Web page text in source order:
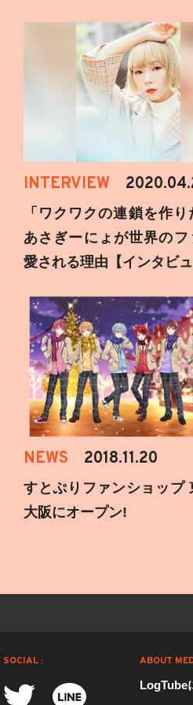
INTERVIEW
「ワクワクの連鎖を作り
あさぎーにょが世界のフ
愛される理由【インタビュ
NEWS 2018.11.20
すとぷりファンショップ
大阪にオープン!
SOCIAL : ABOUT
LogTube